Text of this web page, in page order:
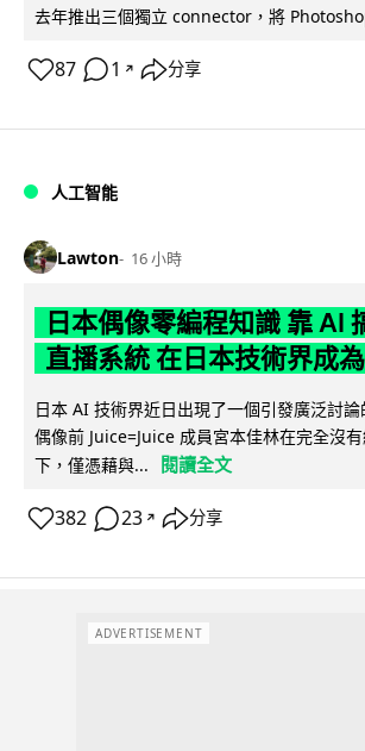
去年推出三個獨立 connector，將
87 1 ↗ 分享
人工智能
Lawton 16 小時
日本偶像零編程知識 靠 AI
直播系統 在日本技術界成
日本 AI 技術界近日出現了一個引發廣泛討
偶像前 Juice=Juice 成員宮本佳林在完全沒
下，僅憑藉與...
閱讀全文
382 23 ↗ 分享
ADVERTISEMENT